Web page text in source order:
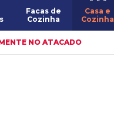
Facas de
Cozinha
Casa e
Cozinha
NO ATACADO